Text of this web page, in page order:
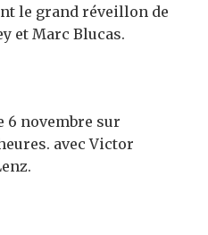
le grand réveillon de
et Marc Blucas.
6 novembre sur
avec Victor